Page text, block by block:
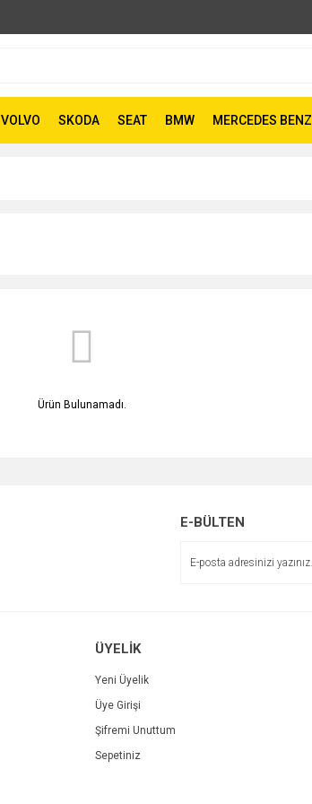
VOLVO SKODA SEAT BMW MERCEDES BENZ
Ürün Bulunamadı.
E-BÜLTEN
ÜYELİK
Yeni Üyelik
Üye Girişi
Şifremi Unuttum
Sepetiniz